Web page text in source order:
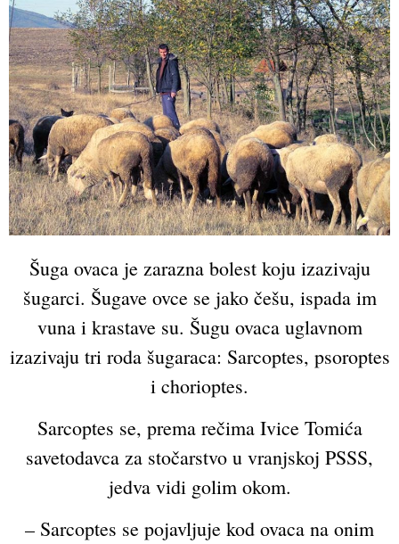
Šuga ovaca je zarazna bolest koju izazivaju
šugarci. Šugave ovce se jako češu, ispada im
vuna i krastave su. Šugu ovaca uglavnom
izazivaju tri roda šugaraca: Sarcoptes, psoroptes
i chorioptes.
Sarcoptes se, prema rečima Ivice Tomića
savetodavca za stočarstvo u vranjskoj PSSS,
jedva vidi golim okom.
– Sarcoptes se pojavljuje kod ovaca na onim